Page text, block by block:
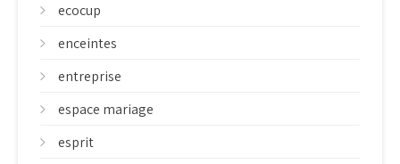
ecocup
enceintes
entreprise
espace mariage
esprit